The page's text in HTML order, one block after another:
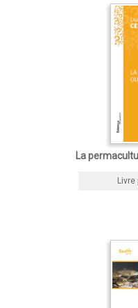
La
Livre